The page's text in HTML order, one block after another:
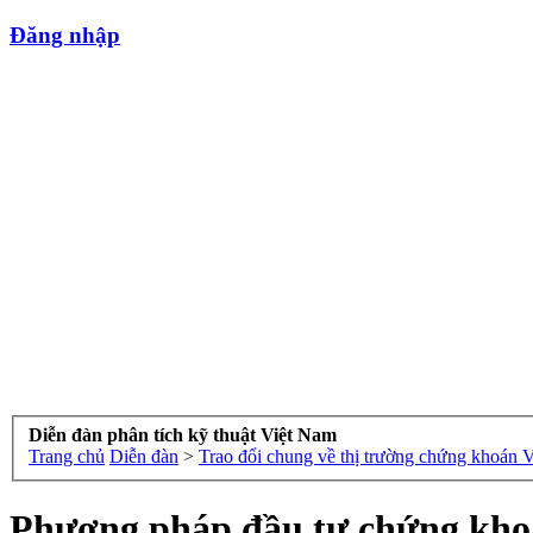
Đăng nhập
Diễn đàn phân tích kỹ thuật Việt Nam
Trang chủ Diễn đàn > Trao đổi chung về thị trường chứng khoán